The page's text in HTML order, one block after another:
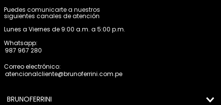
Puedes comunicarte a nuestros
siguientes canales de atención
Lunes a Viernes de 9:00 a.m. a 5:00 p.m.
Whatsapp:
987 967 280
Correo electrónico:
atencionalcliente@brunoferrini.com.pe
BRUNOFERRINI